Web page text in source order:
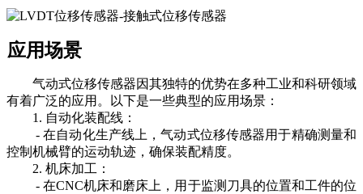
应用场景
气动式位移传感器因其独特的优势在多种工业和科研领域
有着广泛的应用。以下是一些典型的应用场景：
1. 自动化装配线：
- 在自动化生产线上，气动式位移传感器用于精确测量和
控制机械臂的运动轨迹，确保装配精度。
2. 机床加工：
- 在CNC机床和磨床上，用于监测刀具的位置和工件的位